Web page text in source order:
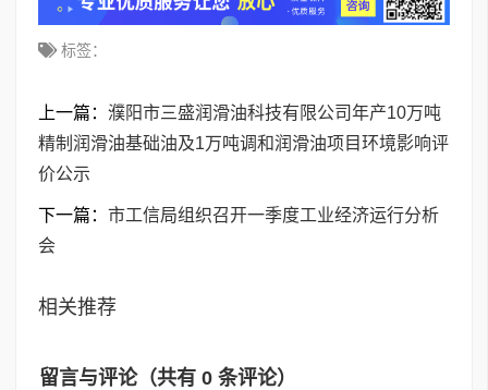
标签：
上一篇： 濮阳市三盛润滑油科技有限公司年产10万吨
精制润滑油基础油及1万吨调和润滑油项目环境影响评
价公示
下一篇： 市工信局组织召开一季度工业经济运行分析
会
相关推荐
留言与评论（共有 0 条评论）